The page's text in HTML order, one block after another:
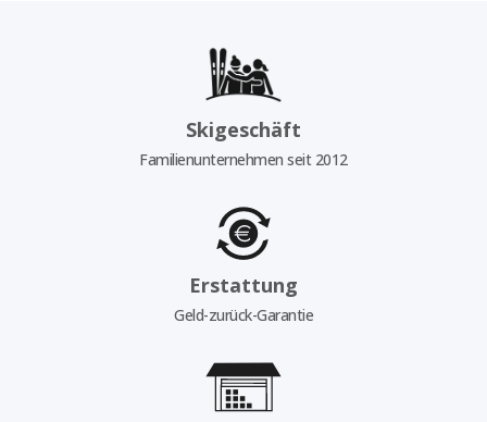
Skigeschäft
Familienunternehmen seit 2012
Erstattung
Geld-zurück-Garantie